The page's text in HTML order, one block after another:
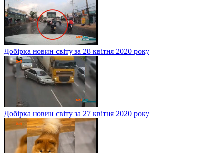
Добірка новин світу за 28 квітня 2020 року
Добірка новин світу за 27 квітня 2020 року